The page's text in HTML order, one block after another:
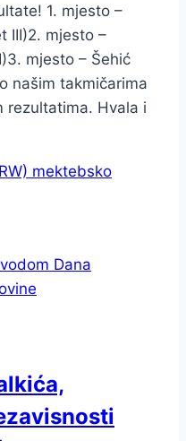
1. mjesto –
III)2. mjesto –
mjesto – Šehić
našim takmičarima
rezultatima. Hvala i
mektebsko